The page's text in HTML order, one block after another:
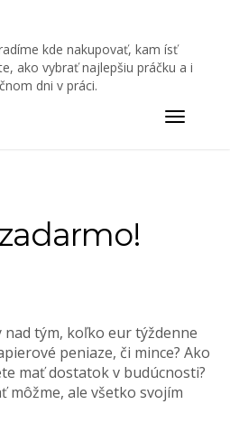
kde nakupovať, kam ísť
ako vybrať najlepšiu práčku a i
dni v práci.
Toggle
nad tým, koľko eur týždenne
peniaze, či mince? Ako
mať dostatok v budúcnosti?
môžme, ale všetko svojím